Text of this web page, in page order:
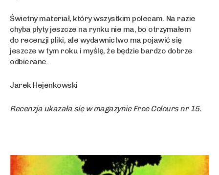
Świetny materiał, który wszystkim polecam. Na razie
chyba płyty jeszcze na rynku nie ma, bo otrzymałem
do recenzji pliki, ale wydawnictwo ma pojawić się
jeszcze w tym roku i myślę, że będzie bardzo dobrze
odbierane.
Jarek Hejenkowski
Recenzja ukazała się w magazynie Free Colours nr 15.